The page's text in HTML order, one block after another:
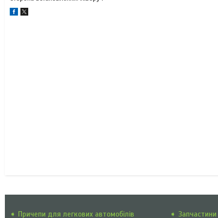
➧ Причепи для легкових автомобілів ➧ Запчастини